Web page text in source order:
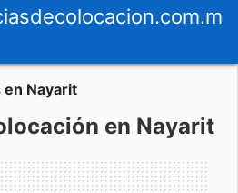
en Nayarit
en Nayarit